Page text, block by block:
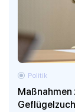
Maßnahmen
Politik